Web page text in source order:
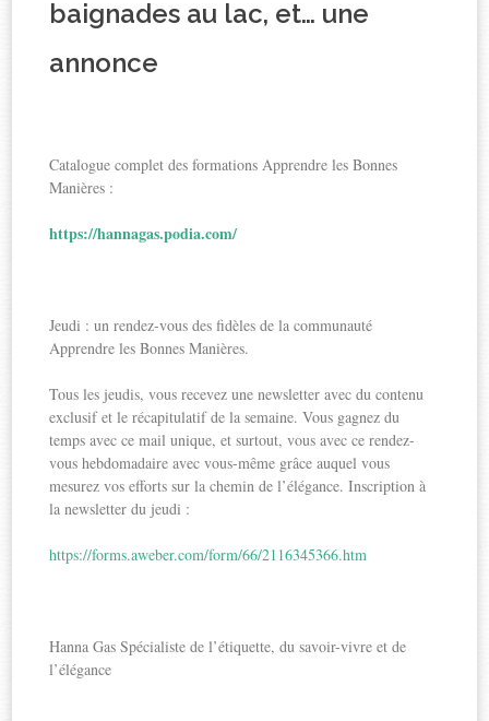
baignades au lac, et… une
annonce
Catalogue complet des formations Apprendre les Bonnes
Manières :
https://hannagas.podia.com/
Jeudi : un rendez-vous des fidèles de la communauté
Apprendre les Bonnes Manières.
Tous les jeudis, vous recevez une newsletter avec du contenu
exclusif et le récapitulatif de la semaine. Vous gagnez du
temps avec ce mail unique, et surtout, vous avec ce rendez-
vous hebdomadaire avec vous-même grâce auquel vous
mesurez vos efforts sur la chemin de l’élégance. Inscription à
la newsletter du jeudi :
https://forms.aweber.com/form/66/2116345366.htm
Hanna Gas Spécialiste de l’étiquette, du savoir-vivre et de
l’élégance